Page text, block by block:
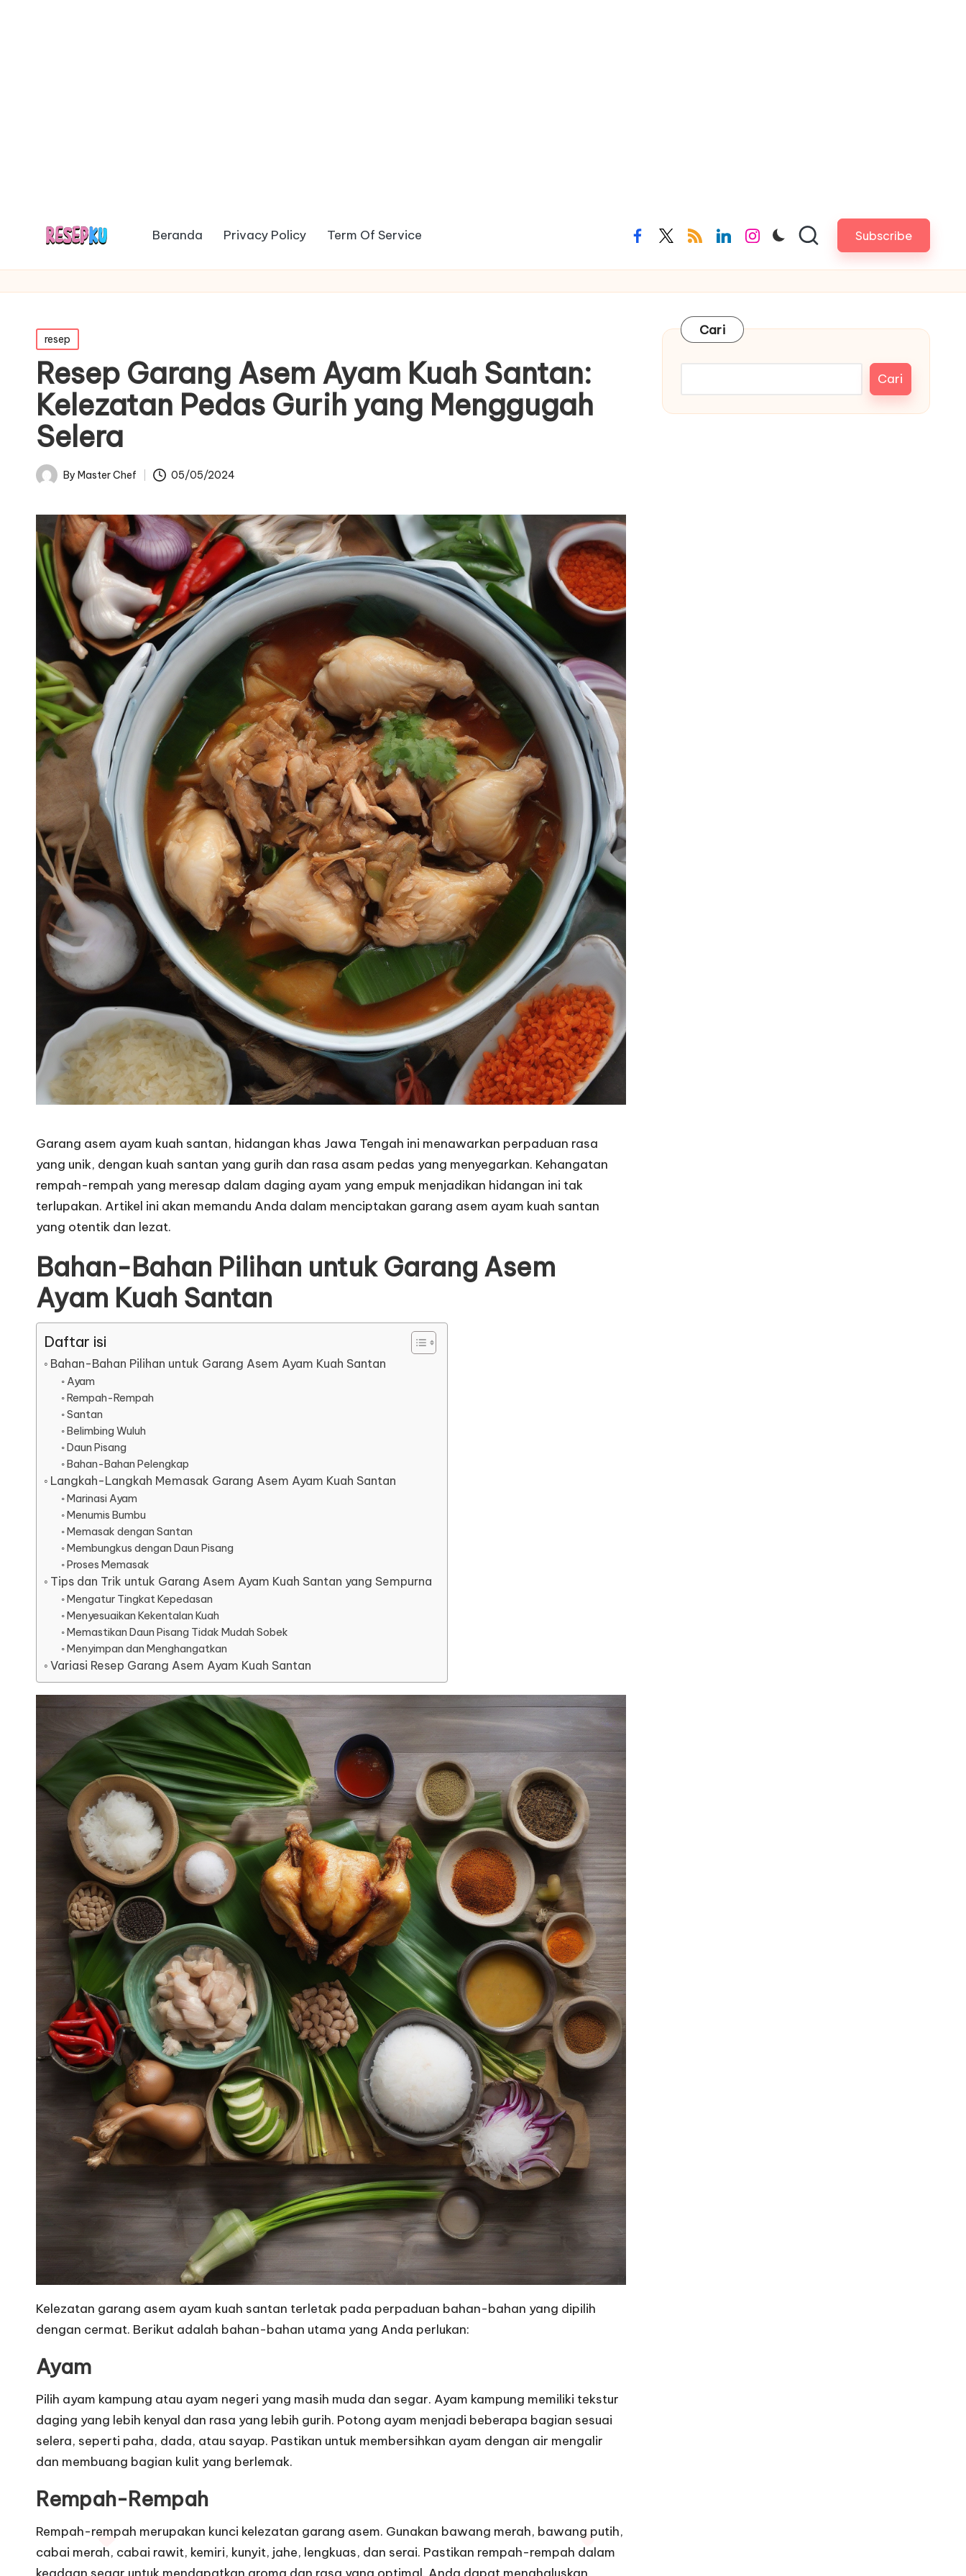
Beranda Privacy Policy Term Of Service facebook.com
twitter.com
rss.comlinkedin.com
instagram.com Subscribe
Posted
in
resep
Resep Garang Asem Ayam Kuah Santan:
Kelezatan Pedas Gurih yang Menggugah
Selera
PostedBy Master Chef 05/05/2024
Garang asem ayam kuah santan, hidangan khas Jawa Tengah ini menawarkan perpaduan rasa
yang unik, dengan kuah santan yang gurih dan rasa asam pedas yang menyegarkan. Kehangatan
rempah-rempah yang meresap dalam daging ayam yang empuk menjadikan hidangan ini tak
terlupakan. Artikel ini akan memandu Anda dalam menciptakan garang asem ayam kuah santan
yang otentik dan lezat.
Bahan-Bahan Pilihan untuk Garang Asem
Ayam Kuah Santan
Daftar isi
Bahan-Bahan Pilihan untuk Garang Asem Ayam Kuah Santan
Ayam
Rempah-Rempah
Santan
Belimbing Wuluh
Daun Pisang
Bahan-Bahan Pelengkap
Langkah-Langkah Memasak Garang Asem Ayam Kuah Santan
Marinasi Ayam
Menumis Bumbu
Memasak dengan Santan
Membungkus dengan Daun Pisang
Proses Memasak
Tips dan Trik untuk Garang Asem Ayam Kuah Santan yang Sempurna
Mengatur Tingkat Kepedasan
Menyesuaikan Kekentalan Kuah
Memastikan Daun Pisang Tidak Mudah Sobek
Menyimpan dan Menghangatkan
Variasi Resep Garang Asem Ayam Kuah Santan
Kelezatan garang asem ayam kuah santan terletak pada perpaduan bahan-bahan yang dipilih
dengan cermat. Berikut adalah bahan-bahan utama yang Anda perlukan:
Ayam
Pilih ayam kampung atau ayam negeri yang masih muda dan segar. Ayam kampung memiliki tekstur
daging yang lebih kenyal dan rasa yang lebih gurih. Potong ayam menjadi beberapa bagian sesuai
selera, seperti paha, dada, atau sayap. Pastikan untuk membersihkan ayam dengan air mengalir
dan membuang bagian kulit yang berlemak.
Rempah-Rempah
Rempah-rempah merupakan kunci kelezatan garang asem. Gunakan bawang merah, bawang putih,
cabai merah, cabai rawit, kemiri, kunyit, jahe, lengkuas, dan serai. Pastikan rempah-rempah dalam
keadaan segar untuk mendapatkan aroma dan rasa yang optimal. Anda dapat menghaluskan
Cari
Cari